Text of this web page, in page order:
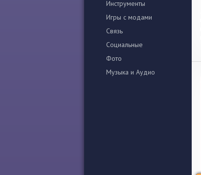
Инструменты
Игры с модами
Связь
Социальные
Фото
Музыка и Аудио